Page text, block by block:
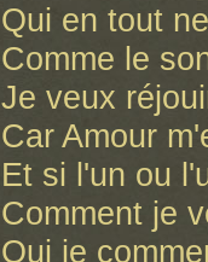
Qui en tout
Comme le
Je veux
Car Amour
Et si l'un ou
Comment je
Qui je